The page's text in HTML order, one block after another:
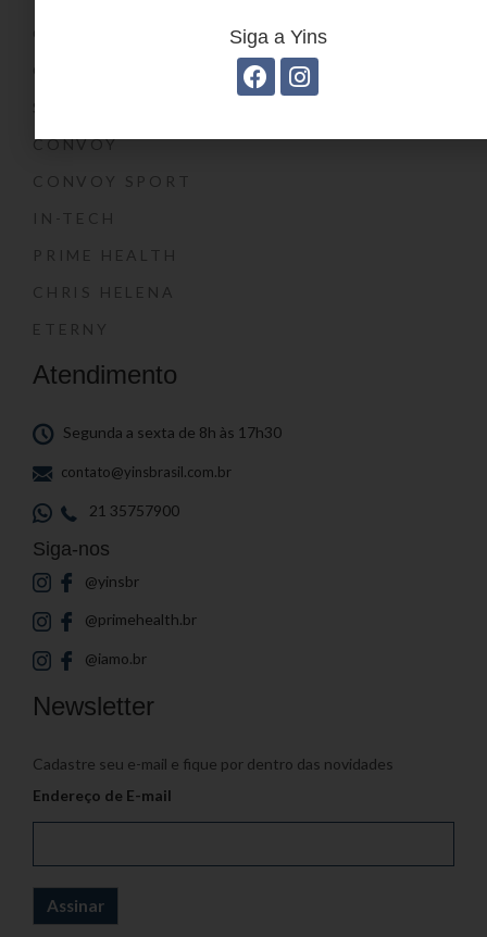
CONVOY
CONVOY SPORT
IN-TECH
PRIME HEALTH
CHRIS HELENA
ETERNY
Atendimento
Segunda a sexta de 8h às 17h30
contato@yinsbrasil.com.br
21 35757900
Siga-nos
@yinsbr
@primehealth.br
@iamo.br
Newsletter
Cadastre seu e-mail e fique por dentro das novidades
Endereço de E-mail
Siga a Yins